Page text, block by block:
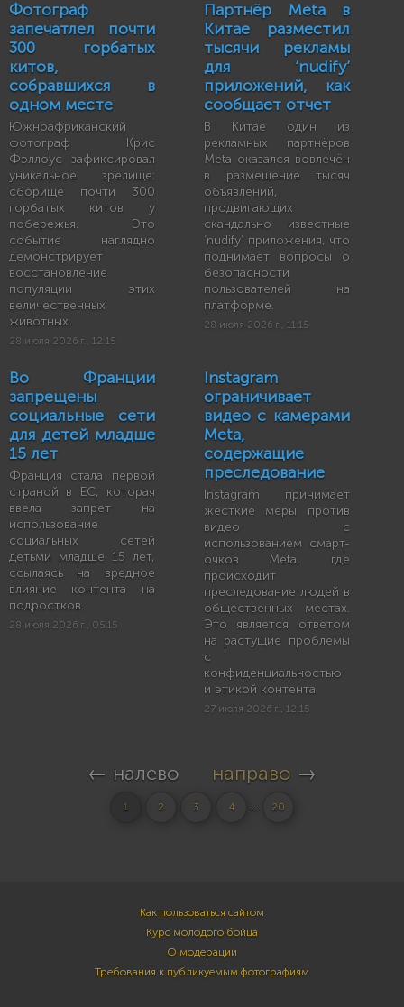
Фотограф
запечатлел почти
300 горбатых
китов,
собравшихся в
одном месте
Южноафриканский
фотограф Крис
Фэллоус зафиксировал
уникальное зрелище:
сборище почти 300
горбатых китов у
побережья. Это
событие наглядно
демонстрирует
восстановление
популяции этих
величественных
животных.
28 июля 2026 г., 12:15
Партнёр Meta в
Китае разместил
тысячи рекламы
для ‘nudify’
приложений, как
сообщает отчет
В Китае один из
рекламных партнёров
Meta оказался вовлечён
в размещение тысяч
объявлений,
продвигающих
скандально известные
‘nudify’ приложения, что
поднимает вопросы о
безопасности
пользователей на
платформе.
28 июля 2026 г., 11:15
Во Франции
запрещены
социальные сети
для детей младше
15 лет
Франция стала первой
страной в ЕС, которая
ввела запрет на
использование
социальных сетей
детьми младше 15 лет,
ссылаясь на вредное
влияние контента на
подростков.
28 июля 2026 г., 05:15
Instagram
ограничивает
видео с камерами
Meta,
содержащие
преследование
Instagram принимает
жесткие меры против
видео с
использованием смарт-
очков Meta, где
происходит
преследование людей в
общественных местах.
Это является ответом
на растущие проблемы
с
конфиденциальностью
и этикой контента.
27 июля 2026 г., 12:15
← налево направо →
1 2 3 4 ... 20
Как пользоваться сайтом
Курс молодого бойца
О модерации
Требования к публикуемым фотографиям